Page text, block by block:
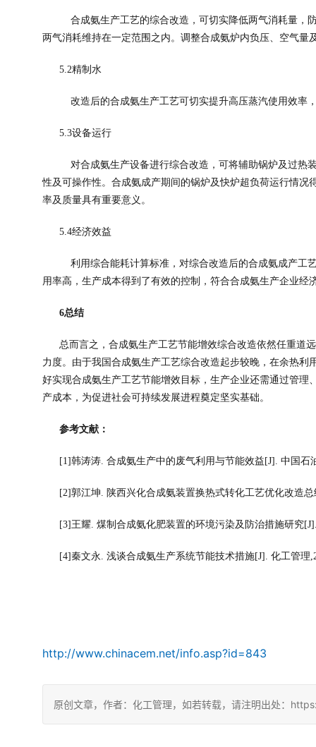
合成氨生产工艺的综合改造，可切实降低两气消耗量，
两气消耗维持在一定范围之内。调整合成氨炉内负压、空气量
5.2精制水
改造后的合成氨生产工艺可切实提升高压蒸汽使用效率
5.3设备运行
对合成氨生产设备进行综合改造，可将辅助锅炉及过热
性及可操作性。合成氨成产期间的锅炉及快炉超负荷运行情况
率及质量具有重要意义。
5.4经济效益
利用综合能耗计算标准，对综合改造后的合成氨成产工
用率高，生产成本得到了有效的控制，符合合成氨生产企业经
6总结
总而言之，合成氨生产工艺节能增效综合改造依然任重道
力度。由于我国合成氨生产工艺综合改造起步较晚，在余热
好实现合成氨生产工艺节能增效目标，生产企业还需通过管
产成本，为促进社会可持续发展进程奠定坚实基础。
参考文献：
[1]韩涛涛. 合成氨生产中的废气利用与节能效益 [J]. 中国石
[2]郭江坤. 陕西兴化合成氨装置换热式转化工艺优化改造总
[3]王耀. 煤制合成氨化肥装置的环境污染及防治措施研究
[4]秦文永. 浅谈合成氨生产系统节能技术措施[J]. 化工管理
http://www.chinacem.net/info.asp?id=843
原创文章，作者：化工管理，如若转载，请注明出处：